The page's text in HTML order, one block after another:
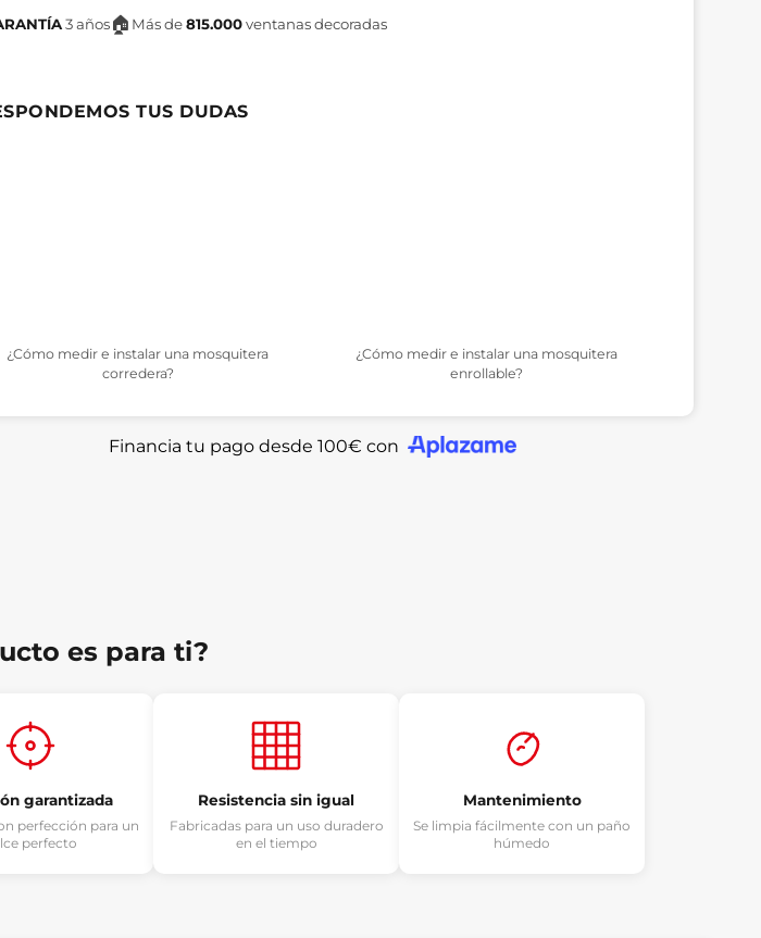
3 años🏠 Más de815.000ventanas decoradas
TUS DUDAS
¿Cómo medir e instalar una mosquitera
corredera?
¿Cómo medir e instalar una mosquitera
enrollable?
Financia tu pago desde 100€ con
es para ti?
garantizada
perfección para un
perfecto
Resistencia sin igual
Fabricadas para un uso duradero
en el tiempo
Mantenimiento
Se limpia fácilmente con un paño
húmedo